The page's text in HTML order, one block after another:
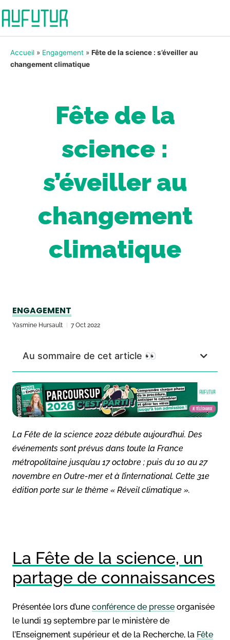
Accueil » Engagement » Fête de la science : s’éveiller au
changement climatique
Fête de la
science :
s’éveiller au
changement
climatique
ENGAGEMENT
Yasmine Hursault 7 Oct 2022
Au sommaire de cet article 👀
La Fête de la science 2022 débute aujourd’hui. Des
événements sont prévus dans toute la France
métropolitaine jusqu’au 17 octobre ; puis du 10 au 27
novembre en Outre-mer et à l’international. Cette 31e
édition porte sur le thème « Réveil climatique ».
La Fête de la science, un
partage de connaissances
Présentée lors d’une conférence de presse organisée
le lundi 19 septembre par le ministère de
l’Enseignement supérieur et de la Recherche, la Fête